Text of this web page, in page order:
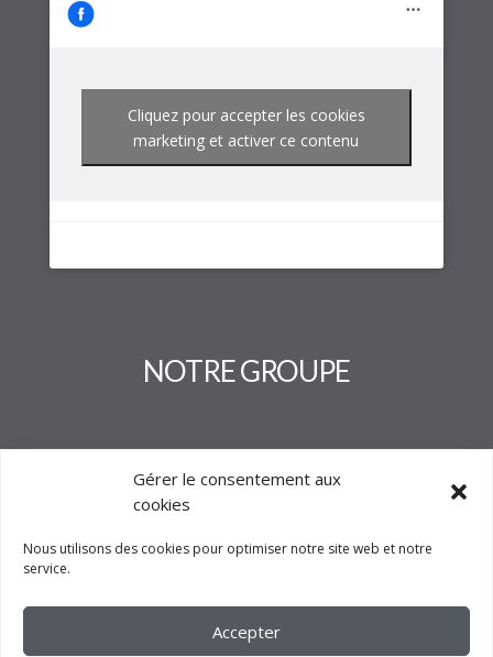
Gérer le consentement aux
cookies
Nous utilisons des cookies pour optimiser notre site web et notre
service.
Accepter
Cliquez pour accepter les cookies
marketing et activer ce contenu
NOTRE GROUPE